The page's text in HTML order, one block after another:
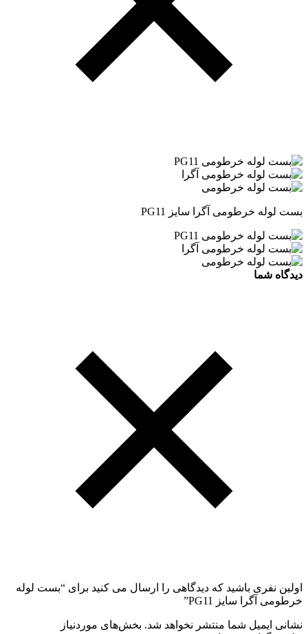
بست لوله خرطومی آگرا سایز PG11
دیدگاه شما
اولین نفری باشید که دیدگاهی را ارسال می کنید برای “بست لوله
خرطومی آگرا سایز PG11”
نشانی ایمیل شما منتشر نخواهد شد. بخش‌های موردنیاز